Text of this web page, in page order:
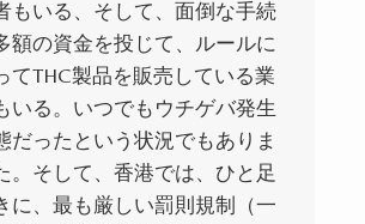
もいる、そして、面倒な手続
額の資金を投じて、ルールに
てTHC製品を販売している業
いる。いつでもウチゲバ発生
だったという状況でもありま
。そして、香港では、ひと足
に、最も厳しい罰則規制（一